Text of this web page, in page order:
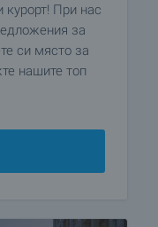
При нас
за
си място за
нашите топ